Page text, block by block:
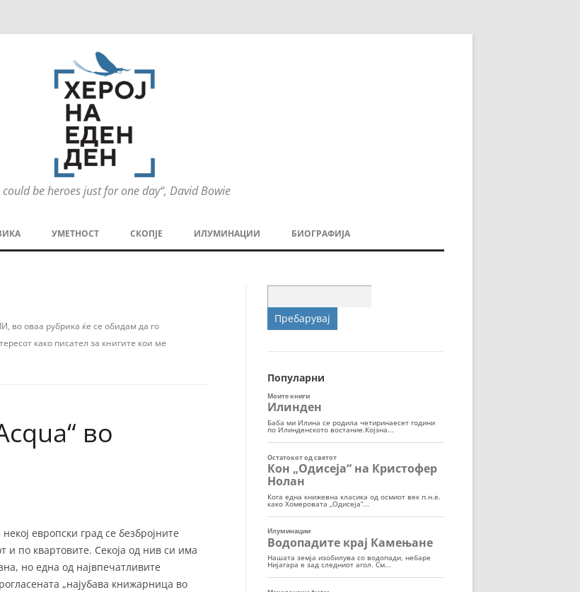
could be heroes just for one day“, David Bowie
содржината
УМЕТНОСТ СКОПЈЕ ИЛУМИНАЦИИ
СПОРТ
БИОГРАФИЈА
во оваа рубрика ќе се обидам да го
како писател за книгите кои ме
во
европски град се безбројните
по квартовите. Секоја од нив си има
но една од највпечатливите
„најубава книжарница во
за:
Популарни